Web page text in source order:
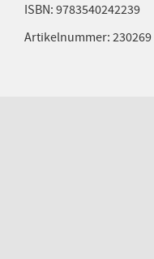
ISBN: 9783540242239
Artikelnummer: 230269